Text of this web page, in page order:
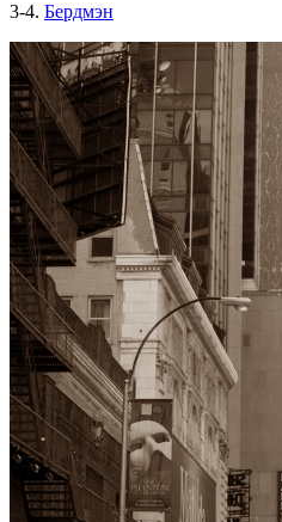
3-4. Бердмэн